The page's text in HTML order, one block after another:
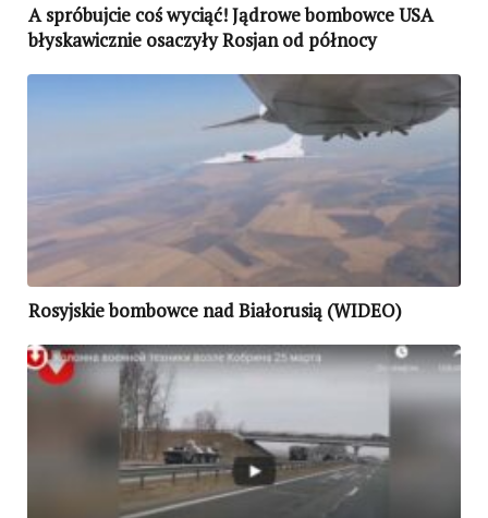
A spróbujcie coś wyciąć! Jądrowe bombowce USA
błyskawicznie osaczyły Rosjan od północy
Rosyjskie bombowce nad Białorusią (WIDEO)